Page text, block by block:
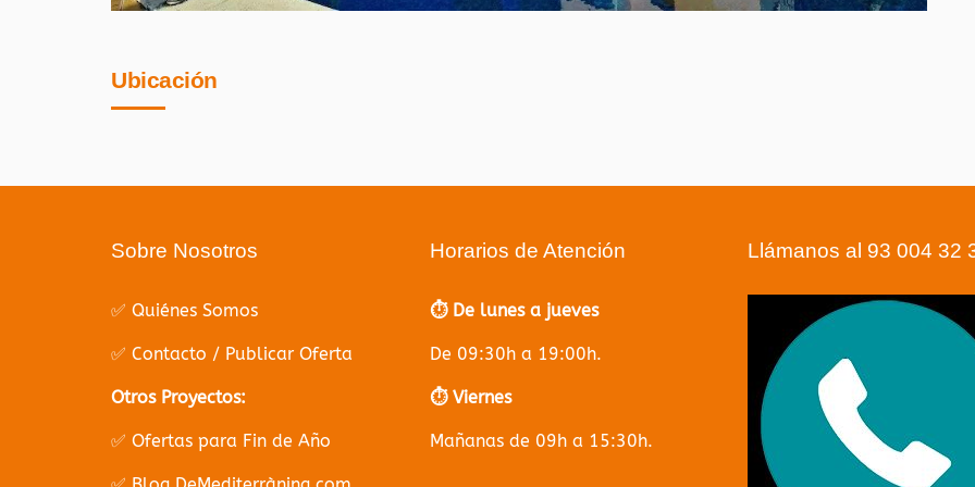
Ubicación
Sobre Nosotros
✅ Quiénes Somos
✅ Contacto / Publicar Oferta
Otros Proyectos:
✅ Ofertas para Fin de Año
Horarios de Atención
⏱️ De lunes a jueves
De 09:30h a 19:00h.
⏱️ Viernes
Mañanas de 09h a 15:30h.
Llámanos al 93 004 32